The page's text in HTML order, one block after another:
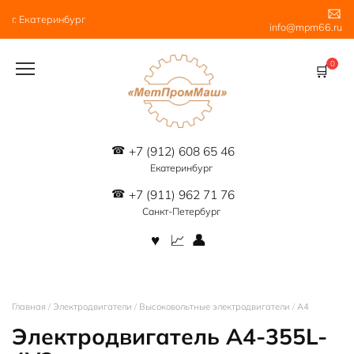
содержанию
г. Екатеринбург
info@mpm66.ru
+7 (912) 608 65 46
Екатеринбург
+7 (911) 962 71 76
Санкт-Петербург
0
Главная / Электродвигатели / Высоковольтные электродвигатели / А4
Электродвигатель A4-355L-